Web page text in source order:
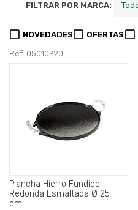
FILTRAR POR MARCA:
NOVEDADES OFERTAS
Ref: 05010320
Plancha Hierro Fundido
Redonda Esmaltada Ø 25
cm..